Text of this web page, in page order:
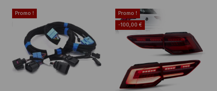
Promo !
Promo !
-100,00 €